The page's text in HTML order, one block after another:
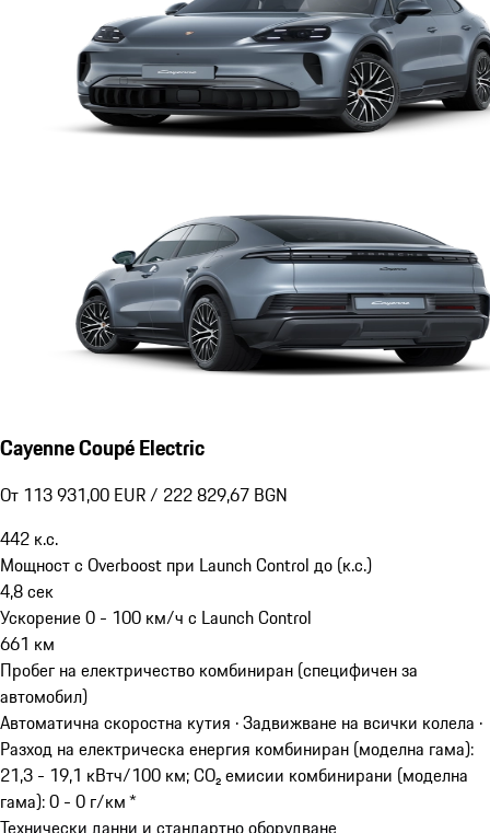
Cayenne Coupé Electric
От 113 931,00 EUR / 222 829,67 BGN
442 к.с.
Мощност с Overboost при Launch Control до (к.с.)
4,8сек
Ускорение 0 - 100 км/ч с Launch Control
661 км
Пробег на електричество комбиниран (специфичен за
автомобил)
Автоматична скоростна кутия · Задвижване на всички колела ·
Разход на електрическа енергия комбиниран (моделна гама):
21,3 - 19,1 кВтч/100 км; CO₂ емисии комбинирани (моделна
гама): 0 - 0 г/км *
Технически данни и стандартно оборудване